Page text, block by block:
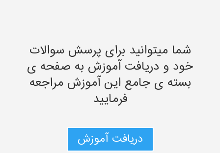
شما میتوانید برای پرسش سوالات
خود و دریافت آموزش به صفحه ی
بسته ی جامع این آموزش مراجعه
فرمایید
دریافت آموزش